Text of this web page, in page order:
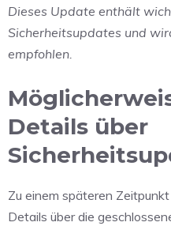
Dieses Update enthält
Sicherheitsupdates und
empfohlen.
Details über
Zu einem späteren
Details über die